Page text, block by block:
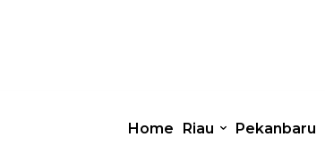
Home Riau Pekanbaru